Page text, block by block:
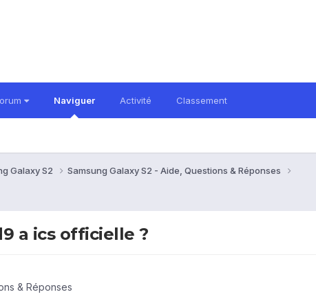
Naviguer Activité Classement
Galaxy S2
Samsung Galaxy S2 - Aide, Questions & Réponses
a ics officielle ?
& Réponses